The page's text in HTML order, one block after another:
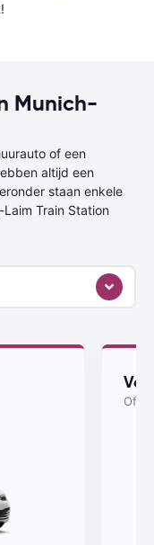
Munich-
of een
altijd een
staan enkele
Train Station
Of